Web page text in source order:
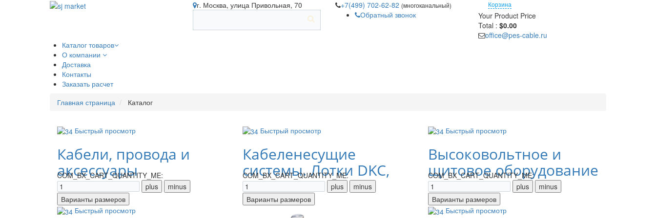
г. Москва, улица Привольная, 70 +7(499) 702-62-82 (многоканальный)
Обратный звонок
Корзина
Your Product Price
Total : $0.00
office@pes-cable.ru
Каталог товаров
О компании
Доставка
Контакты
Заказать расчет
Главная страница
Каталог
Быстрый просмотр
Кабели, провода и
аксессуары
COM_BX_CART_QUANTITY_ME:
Быстрый просмотр
Кабеленесущие
системы. Лотки DKC,
IEK
COM_BX_CART_QUANTITY_ME:
Быстрый просмотр
Высоковольтное и
щитовое оборудование
COM_BX_CART_QUANTITY_ME:
Быстрый просмотр Быстрый просмотр